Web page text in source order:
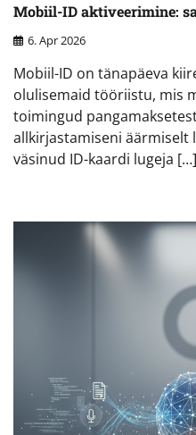
Mobiil-ID aktiveerimine:
6. Apr 2026
Mobiil-ID on tänapäeva
olulisemaid tööriistu, mis
toimingud
allkirjastamiseni äärmiselt
väsinud ID-kaardi lugeja […]